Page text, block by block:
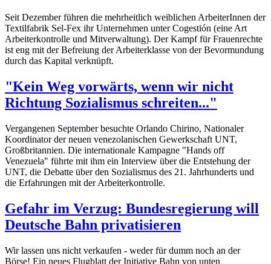
Seit Dezember führen die mehrheitlich weiblichen ArbeiterInnen der
Textilfabrik Sel-Fex ihr Unternehmen unter Cogestión (eine Art
Arbeiterkontrolle und Mitverwaltung). Der Kampf für Frauenrechte
ist eng mit der Befreiung der Arbeiterklasse von der Bevormundung
durch das Kapital verknüpft.
"Kein Weg vorwärts, wenn wir nicht
Richtung Sozialismus schreiten..."
Vergangenen September besuchte Orlando Chirino, Nationaler
Koordinator der neuen venezolanischen Gewerkschaft UNT,
Großbritannien. Die internationale Kampagne "Hands off
Venezuela" führte mit ihm ein Interview über die Entstehung der
UNT, die Debatte über den Sozialismus des 21. Jahrhunderts und
die Erfahrungen mit der Arbeiterkontrolle.
Gefahr im Verzug: Bundesregierung will
Deutsche Bahn privatisieren
Wir lassen uns nicht verkaufen - weder für dumm noch an der
Börse! Ein neues Flugblatt der Initiative Bahn von unten